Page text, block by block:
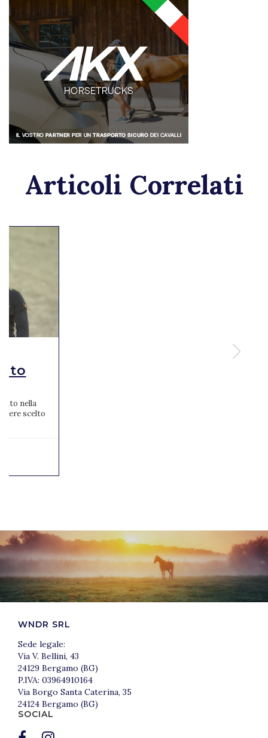
Articoli Correlati
nella
scelto
WNDR SRL
Sede legale:
Via V. Bellini, 43
24129 Bergamo (BG)
P.IVA: 03964910164
Via Borgo Santa Caterina, 35
24124 Bergamo (BG)
SOCIAL